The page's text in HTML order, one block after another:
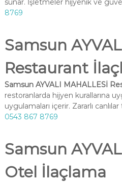
sunar. İşletmeler hijyenik ve
8769
Samsun
Restaurant
Samsun AYVALI MAHALLESİ
restoranlarda hijyen kurallarına
uygulamaları içerir. Zararlı
0543 867 8769
Samsun
Otel İlaçlama